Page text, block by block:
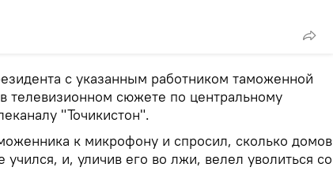
с указанным работником таможенной
телевизионном сюжете по центральному
"Точикистон".
к микрофону и спросил, сколько домов
и, уличив его во лжи, велел уволиться со